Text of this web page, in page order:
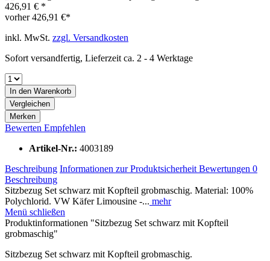
426,91 € *
vorher426,91 €*
inkl. MwSt. zzgl. Versandkosten
Sofort versandfertig, Lieferzeit ca. 2 - 4 Werktage
In den Warenkorb
Vergleichen
Merken
Bewerten Empfehlen
Artikel-Nr.: 4003189
Beschreibung Informationen zur Produktsicherheit Bewertungen 0
Beschreibung
Sitzbezug Set schwarz mit Kopfteil grobmaschig. Material: 100%
Polychlorid. VW Käfer Limousine -... mehr
Menü schließen
Produktinformationen "Sitzbezug Set schwarz mit Kopfteil
grobmaschig"
Sitzbezug Set schwarz mit Kopfteil grobmaschig.